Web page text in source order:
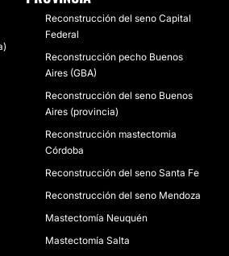
Reconstrucción del seno Capital
Federal
Reconstrucción pecho Buenos
Aires (GBA)
Reconstrucción del seno Buenos
Aires (provincia)
Reconstrucción mastectomia
Córdoba
Reconstrucción del seno Santa Fe
Reconstrucción del seno Mendoza
Mastectomía Neuquén
Mastectomía Salta